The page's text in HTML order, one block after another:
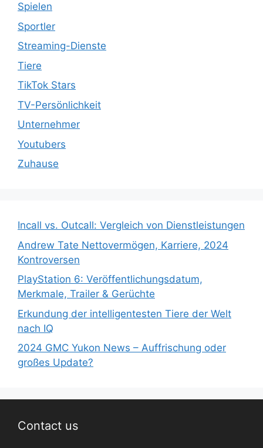
Spielen
Sportler
Streaming-Dienste
Tiere
TikTok Stars
TV-Persönlichkeit
Unternehmer
Youtubers
Zuhause
Incall vs. Outcall: Vergleich von Dienstleistungen
Andrew Tate Nettovermögen, Karriere, 2024
Kontroversen
PlayStation 6: Veröffentlichungsdatum,
Merkmale, Trailer & Gerüchte
Erkundung der intelligentesten Tiere der Welt
nach IQ
2024 GMC Yukon News – Auffrischung oder
großes Update?
Contact us